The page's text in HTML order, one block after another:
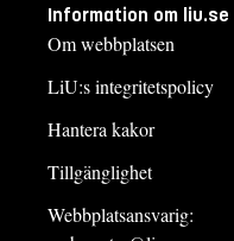
Information om liu.se
Om webbplatsen
LiU:s integritetspolicy
Hantera kakor
Tillgänglighet
Webbplatsansvarig: